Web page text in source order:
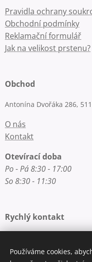
Pravidla ochrany
Obchodní podmínky
Reklamační formulář
Jak na velikost prstenu?
Obchod
Antonína Dvořáka 286,
O nás
Kontakt
Otevírací doba
Po - Pá 8:30 - 17:00
So 8:30 - 11:30
Rychlý kontakt
Telefon: +420 777 200
Používáme cookies,